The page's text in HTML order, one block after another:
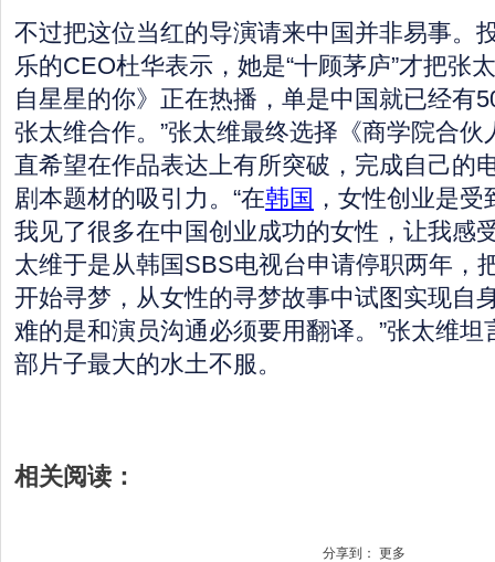
不过把这位当红的导演请来中国并非易事。
乐的CEO杜华表示，她是“十顾茅庐”才把张
自星星的你》正在热播，单是中国就已经有
张太维合作。”张太维最终选择《商学院合
直希望在作品表达上有所突破，完成自己的
剧本题材的吸引力。“在韩国 ，女性创业是
我见了很多在中国创业成功的女性，让我感
太维于是从韩国SBS电视台申请停职两年，
开始寻梦，从女性的寻梦故事中试图实现自
难的是和演员沟通必须要用翻译。”张太维
部片子最大的水土不服。
相关阅读：
分享到： 更多